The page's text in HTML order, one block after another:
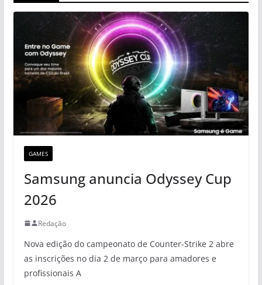
GAMES
Samsung anuncia Odyssey Cup
2026
Redação
Nova edição do campeonato de Counter-Strike 2 abre
as inscrições no dia 2 de março para amadores e
profissionais A